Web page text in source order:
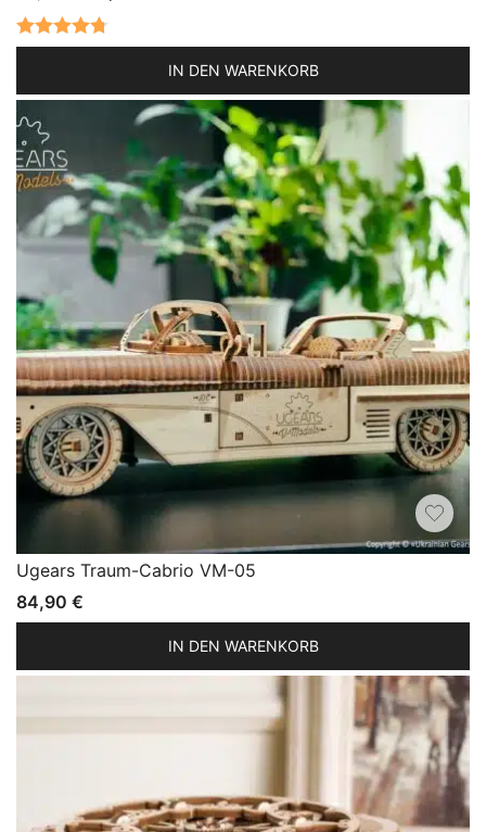
Preis
war:
ist:
71,90 €.
Bewertet
5
IN DEN WARENKORB
Ugears Traum-Cabrio VM-05
84,90 €
IN DEN WARENKORB